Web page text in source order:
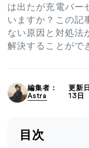
は出たが充電パー
いますか？この記
ない原因と対処法
解決することがで
編集者：
Astra
更新
13日
目次